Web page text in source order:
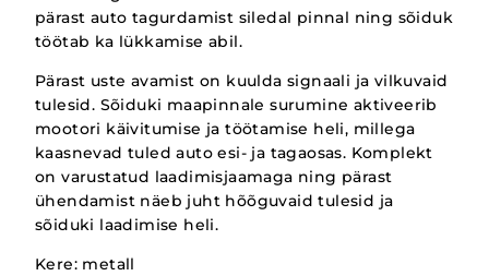
pärast auto tagurdamist siledal pinnal ning sõiduk
töötab ka lükkamise abil.
Pärast uste avamist on kuulda signaali ja vilkuvaid
tulesid. Sõiduki maapinnale surumine aktiveerib
mootori käivitumise ja töötamise heli, millega
kaasnevad tuled auto esi- ja tagaosas. Komplekt
on varustatud laadimisjaamaga ning pärast
ühendamist näeb juht hõõguvaid tulesid ja
sõiduki laadimise heli.
Kere: metall